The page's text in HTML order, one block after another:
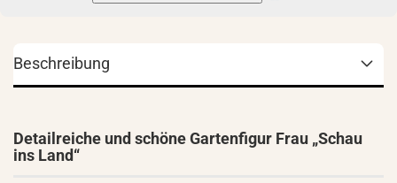
Beschreibung
Detailreiche und schöne Gartenfigur Frau „Schau
ins Land“